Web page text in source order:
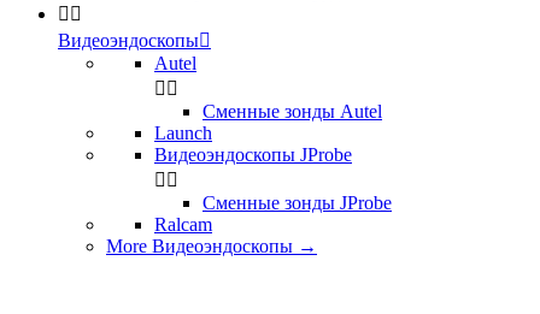
 
Видеоэндоскопы
Autel
 
Сменные зонды Autel
Launch
Видеоэндоскопы JProbe
 
Сменные зонды JProbe
Ralcam
More Видеоэндоскопы →